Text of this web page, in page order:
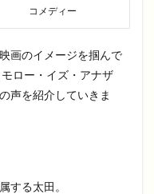
コメディー
画のイメージを掴んで
ロー・イズ・アナザ
声を紹介していきま
する太田。